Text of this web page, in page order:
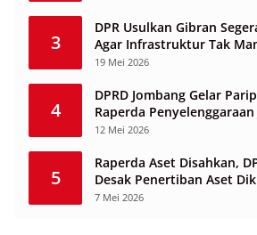
3
DPR Usulkan Gibran
Agar Infrastruktur Tak
19 Mei 2026
4
DPRD Jombang Gelar
Raperda
12 Mei 2026
5
Raperda Aset Disahkan,
Desak Penertiban Aset
7 Mei 2026